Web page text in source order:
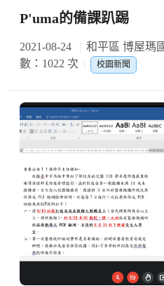
P'uma的備課趴踢
2021-08-24 和平區 博屋瑪
數：1022 次
校園新聞